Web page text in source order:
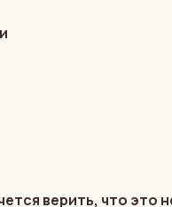
верить, что это